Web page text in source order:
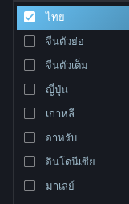
ฝ่ายสนับสนุน
เปลี่ยนภาษา
รับแอป Steam แบบพกพา
ชมเว็บไซต์สำหรับเดสก์ท็
ไทย
จีนตัวย่อ
จีนตัวเต็ม
ญี่ปุ่น
เกาหลี
อาหรับ
อินโดนีเซีย
มาเลย์
จัดเรียงตาม
0 ผลลัพธ์ตรงกับที่คุณค้นห
แต่งของคุณ